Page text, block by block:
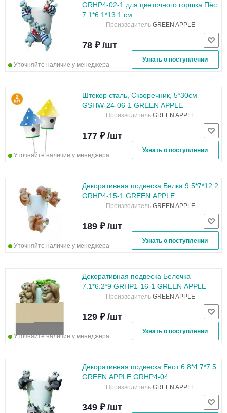
GRHP4-02-1 для цветочного горшка Пёс
7.1*6.1*13.1 см
Производитель GREEN APPLE
Уточняйте наличие у менеджера
78 ₽ /шт
Узнать о поступлении
Штекер сталь, Скворечник, 5*30см
GSHW-24-06-1 GREEN APPLE
Производитель GREEN APPLE
Уточняйте наличие у менеджера
177 ₽ /шт
Узнать о поступлении
Декоративная подвеска Белка 9.5*7*12.2
GRHP4-15-1 GREEN APPLE
Производитель GREEN APPLE
Уточняйте наличие у менеджера
189 ₽ /шт
Узнать о поступлении
Декоративная подвеска Белочка
7.1*6.2*9 GRHP1-16-1 GREEN APPLE
Производитель GREEN APPLE
Уточняйте наличие у менеджера
129 ₽ /шт
Узнать о поступлении
Декоративная подвеска Енот 6.8*4.7*7.5
GREEN APPLE GRHP4-04
Производитель GREEN APPLE
349 ₽ /шт